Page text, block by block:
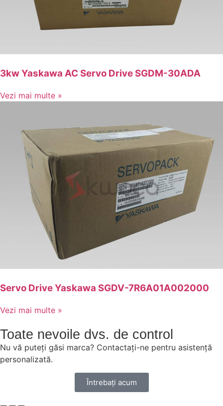
3kw Yaskawa AC Servo Drive SGDM-30ADA
Vezi mai multe »
Servo Drive Yaskawa SGDV-7R6A01A002000
Vezi mai multe »
Toate nevoile dvs. de control
Nu vă puteți găsi marca? Contactați-ne pentru asistență
personalizată.
Întrebați acum